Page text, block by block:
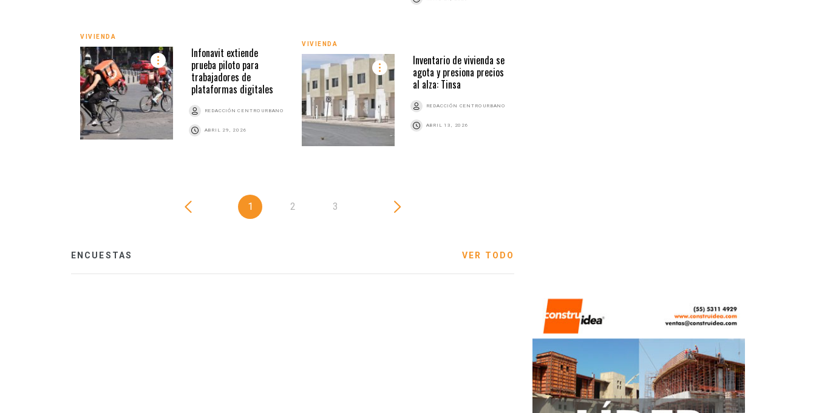
VIVIENDA
Infonavit extiende
prueba piloto para
trabajadores de
plataformas digitales
REDACCIÓN CENTRO URBANO
ABRIL 29, 2026
VIVIENDA
Inventario de vivienda se
agota y presiona precios
al alza: Tinsa
REDACCIÓN CENTRO URBANO
ABRIL 13, 2026
1 2 3
ENCUESTAS VER TODO